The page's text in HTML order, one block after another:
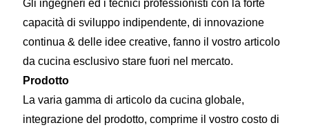
Gli ingegneri ed i tecnici professionisti con la forte
capacità di sviluppo indipendente, di innovazione
continua & delle idee creative, fanno il vostro articolo
da cucina esclusivo stare fuori nel mercato.
Prodotto
La varia gamma di articolo da cucina globale,
integrazione del prodotto, comprime il vostro costo di